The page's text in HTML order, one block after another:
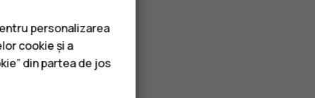
personalizarea
cookie și a
din partea de jos